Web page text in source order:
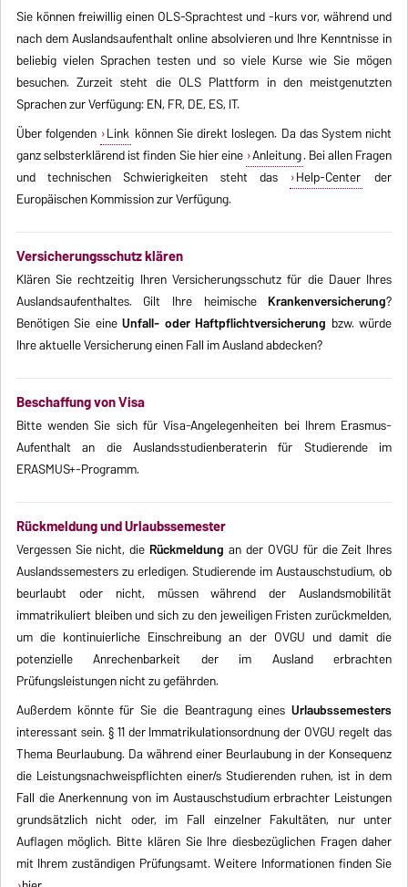
Sie können freiwillig einen OLS-Sprachtest und -kurs vor, während und
nach dem Auslandsaufenthalt online absolvieren und Ihre Kenntnisse in
beliebig vielen Sprachen testen und so viele Kurse wie Sie mögen
besuchen. Zurzeit steht die OLS Plattform in den meistgenutzten
Sprachen zur Verfügung: EN, FR, DE, ES, IT.
Über folgenden Link können Sie direkt loslegen. Da das System nicht
ganz selbsterklärend ist finden Sie hier eine Anleitung. Bei allen Fragen
und technischen Schwierigkeiten steht das
Help-Center der
Europäischen Kommission zur Verfügung.
Versicherungsschutz klären
Klären Sie rechtzeitig Ihren Versicherungsschutz für die Dauer Ihres
Auslandsaufenthaltes. Gilt Ihre heimische Krankenversicherung?
Benötigen Sie eineUnfall- oder Haftpflichtversicherung bzw. würde
Ihre aktuelle Versicherung einen Fall im Ausland abdecken?
Beschaffung von Visa
Bitte wenden Sie sich für Visa-Angelegenheiten bei Ihrem Erasmus-
Aufenthalt an die Auslandsstudienberaterin für Studierende im
ERASMUS+-Programm.
Rückmeldung und Urlaubssemester
Vergessen Sie nicht, die Rückmeldung an der OVGU für die Zeit Ihres
Auslandssemesters zu erledigen. Studierende im Austauschstudium, ob
beurlaubt oder nicht, müssen während der Auslandsmobilität
immatrikuliert bleiben und sich zu den jeweiligen Fristen zurückmelden,
um die kontinuierliche Einschreibung an der OVGU und damit die
potenzielle Anrechenbarkeit der im Ausland erbrachten
Prüfungsleistungen nicht zu gefährden.
Außerdem könnte für Sie die Beantragung einesUrlaubssemesters
interessant sein. § 11 der Immatrikulationsordnung der OVGU regelt das
Thema Beurlaubung. Da während einer Beurlaubung in der Konsequenz
die Leistungsnachweispflichten einer/s Studierenden ruhen, ist in dem
Fall die Anerkennung von im Austauschstudium erbrachter Leistungen
grundsätzlich nicht oder, im Fall einzelner Fakultäten, nur unter
Auflagen möglich. Bitte klären Sie Ihre diesbezüglichen Fragen daher
mit Ihrem zuständigen Prüfungsamt. Weitere Informationen finden Sie